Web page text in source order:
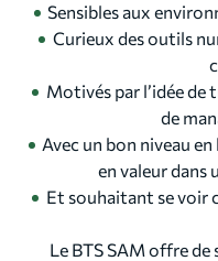
Sensibles aux
Curieux des outils
Motivés par l’idée de
de
Avec un bon niveau
en valeur
Et souhaitant se voir
Le BTS SAM offre de